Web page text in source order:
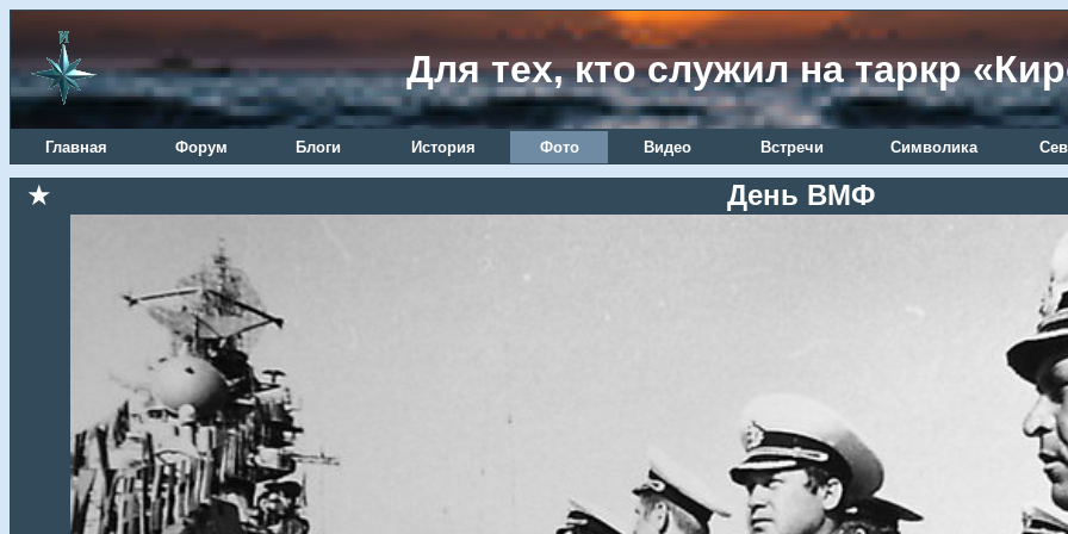
Для тех, кто служил на таркр
Главная Форум Блоги История Фото Видео Встречи Символика
★ День ВМФ